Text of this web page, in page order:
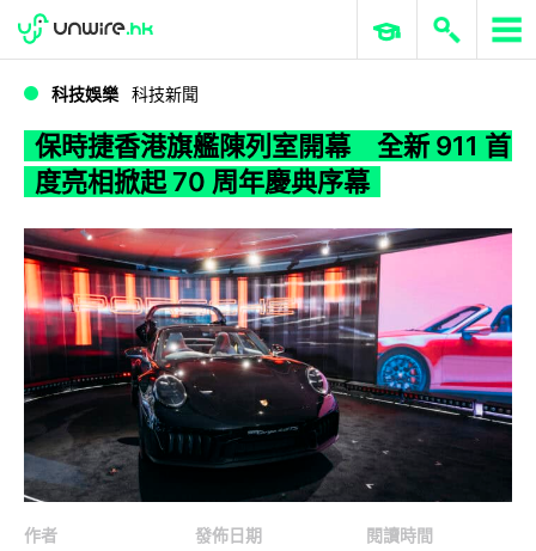
WWDC 2026 ERP 與商業 AI
科技娛樂 科技新聞
保時捷香港旗艦陳列室開幕 全新 911 首
度亮相掀起 70 周年慶典序幕
作者
發佈日期
閱讀時間